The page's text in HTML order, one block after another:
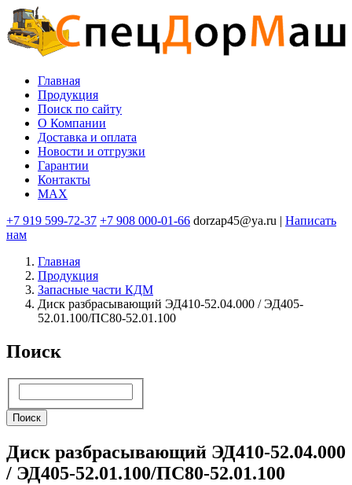
Перейти
к
основному
содержанию
Основная
навигация
Главная
Продукция
Поиск по сайту
O Компании
Доставка и оплата
Новости и отгрузки
Гарантии
Контакты
MAX
+7 919 599-72-37 +7 908 000-01-66 dorzap45@ya.ru | Написать
нам
Главная
Продукция
Запасные части КДМ
Диск разбрасывающий ЭД410-52.04.000 / ЭД405-
52.01.100/ПС80-52.01.100
Поиск
Поиск
Диск разбрасывающий ЭД410-52.04.000
/ ЭД405-52.01.100/ПС80-52.01.100